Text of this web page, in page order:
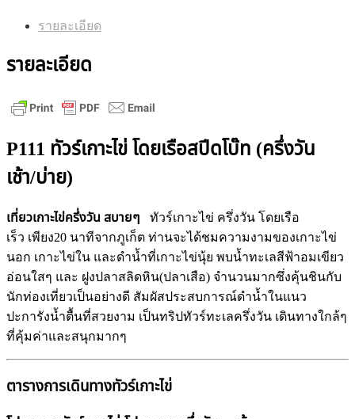
รายละเอียด
รายละเอียด
P111 ทัวร์เกาะไข่ โดยเรือสปีดโบ๊ท (ครึ่งวัน
เช้า/บ่าย)
เที่ยวเกาะไข่ครึ่งวัน สบายๆ
ทัวร์เกาะไข่ ครึ่งวัน โดยเรือ
เร็ว เพียง20 นาทีจากภูเก็ต ท่านจะได้ชมความงามของเกาะไข่
นอก เกาะไข่ใน และดำน้ำที่เกาะไข่นุ้ย พบน้ำทะเลสีฟ้าอมเขียว
อ่อนใสๆ และ ฝูงปลาสลิดหิน(ปลาเสือ) จำนวนมากซึ่งคุ้นชินกับ
นักท่องเที่ยวเป็นอย่างดี สัมผัสประสบการณ์ดำน้ำในแนว
ปะการังน้ำตื้นที่สวยงาม เป็นทริปทัวร์ทะเลครึ่งวัน เดินทางใกล้ๆ
ที่คุ้มค่าและสนุกมากๆ
ตารางการเดินทางทัวร์เกาะไข่